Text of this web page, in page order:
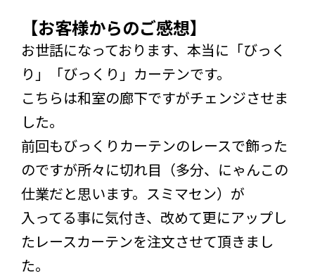
【お客様からのご感想】
お世話になっております、本当に「びっく
り」「びっくり」カーテンです。
こちらは和室の廊下ですがチェンジさせま
した。
前回もびっくりカーテンのレースで飾った
のですが所々に切れ目（多分、にゃんこの
仕業だと思います。スミマセン）が
入ってる事に気付き、改めて更にアップし
たレースカーテンを注文させて頂きまし
た。